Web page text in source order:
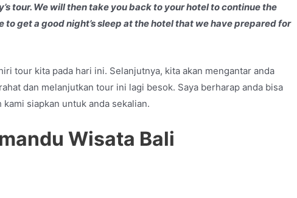
tour. We will then take you back to your hotel to continue the
get a good night’s sleep at the hotel that we have prepared for
tour kita pada hari ini. Selanjutnya, kita akan mengantar anda
dan melanjutkan tour ini lagi besok. Saya berharap anda bisa
siapkan untuk anda sekalian.
Wisata Bali